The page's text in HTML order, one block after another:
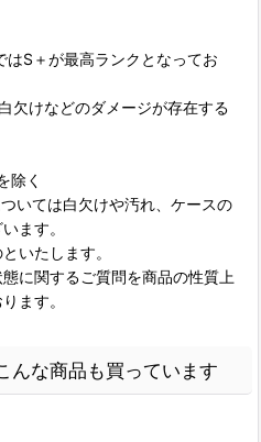
S＋が最高ランクとなってお
欠けなどのダメージが存在する
除く
いては白欠けや汚れ、ケースの
ます。
いたします。
に関するご質問を商品の性質上
ます。
んな商品も買っています